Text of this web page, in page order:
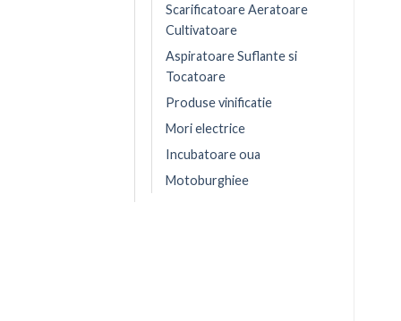
Scarificatoare Aeratoare
Cultivatoare
Aspiratoare Suflante si
Tocatoare
Produse vinificatie
Mori electrice
Incubatoare oua
Motoburghiee